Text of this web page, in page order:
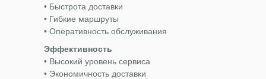
• Быстрота доставки
• Гибкие маршруты
• Оперативность обслуживания
Эффективность
• Высокий уровень сервиса
• Экономичность доставки